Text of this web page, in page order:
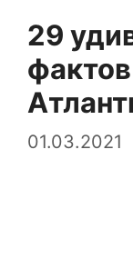
29
01.03.2021